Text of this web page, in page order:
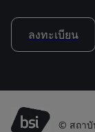
ลงทะเบียน
© สถาบั